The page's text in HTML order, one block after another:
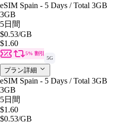
eSIM Spain - 5 Days / Total 3GB
3GB
5日間
$0.53/GB
$1.60
5% 割引
5G
プラン詳細
eSIM Spain - 5 Days / Total 3GB
3GB
5日間
$1.60
$0.53/GB